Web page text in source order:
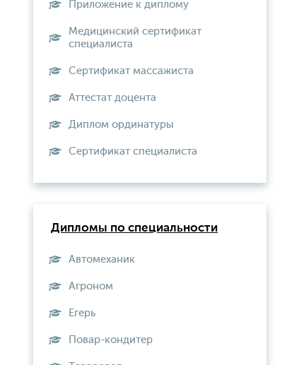
Приложение к диплому
Медицинский сертификат
специалиста
Сертификат массажиста
Аттестат доцента
Диплом ординатуры
Сертификат специалиста
Дипломы по специальности
Автомеханик
Агроном
Егерь
Повар-кондитер